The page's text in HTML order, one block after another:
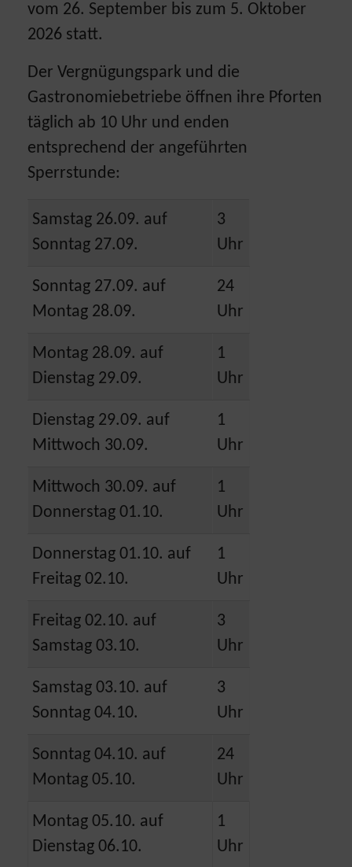
vom 26. September bis zum 5. Oktober
2026 statt.
Der Vergnügungspark und die
Gastronomiebetriebe öffnen ihre Pforten
täglich ab 10 Uhr und enden
entsprechend der angeführten
Sperrstunde:
Samstag 26.09. auf
Sonntag 27.09.
3
Uhr
Sonntag 27.09. auf
Montag 28.09.
24
Uhr
Montag 28.09. auf
Dienstag 29.09.
1
Uhr
Dienstag 29.09. auf
Mittwoch 30.09.
1
Uhr
Mittwoch 30.09. auf
Donnerstag 01.10.
1
Uhr
Donnerstag 01.10. auf
Freitag 02.10.
1
Uhr
Freitag 02.10. auf
Samstag 03.10.
3
Uhr
Samstag 03.10. auf
Sonntag 04.10.
3
Uhr
Sonntag 04.10. auf
Montag 05.10.
24
Uhr
Montag 05.10. auf
Dienstag 06.10.
1
Uhr